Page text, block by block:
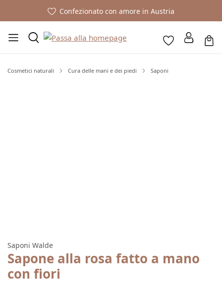
Confezionato con amore in Austria
Cosmetici naturali Cura delle mani e dei piedi Saponi
Saponi Walde
Sapone alla rosa fatto a mano
con fiori